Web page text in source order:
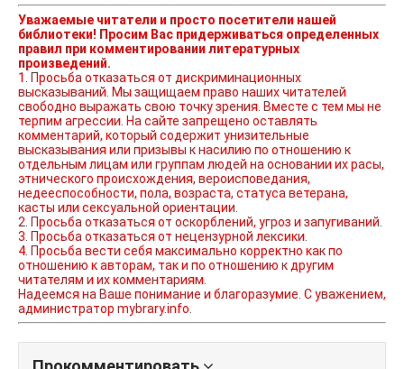
Уважаемые читатели и просто посетители нашей
библиотеки! Просим Вас придерживаться определенных
правил при комментировании литературных
произведений.
1. Просьба отказаться от дискриминационных
высказываний. Мы защищаем право наших читателей
свободно выражать свою точку зрения. Вместе с тем мы не
терпим агрессии. На сайте запрещено оставлять
комментарий, который содержит унизительные
высказывания или призывы к насилию по отношению к
отдельным лицам или группам людей на основании их расы,
этнического происхождения, вероисповедания,
недееспособности, пола, возраста, статуса ветерана,
касты или сексуальной ориентации.
2. Просьба отказаться от оскорблений, угроз и запугиваний.
3. Просьба отказаться от нецензурной лексики.
4. Просьба вести себя максимально корректно как по
отношению к авторам, так и по отношению к другим
читателям и их комментариям.
Надеемся на Ваше понимание и благоразумие. С уважением,
администратор mybrary.info.